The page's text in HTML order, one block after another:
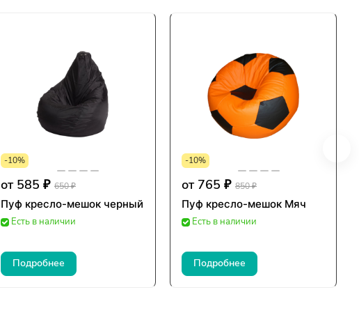
-10%
от 585 ₽ 650 ₽
Пуф кресло-мешок черный
Есть в наличии
Подробнее
-10%
от 765 ₽ 850 ₽
Пуф кресло-мешок Мяч
Есть в наличии
Подробнее